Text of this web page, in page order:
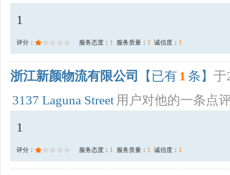
1
评分： 服务态度： 1 服务质量： 1 诚信度： 1
浙江新颜物流有限公司 【已有 1 条】 于
3137 Laguna Street 用户对他的一条点
1
评分： 服务态度： 1 服务质量： 1 诚信度： 1